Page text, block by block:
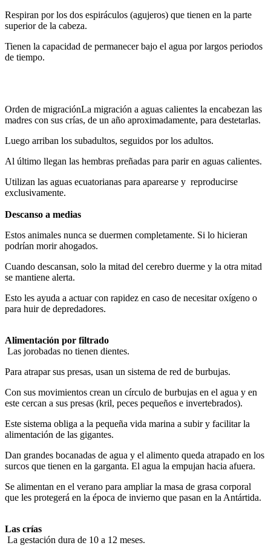
Respiran por los dos espiráculos (agujeros) que tienen en la parte
superior de la cabeza.
Tienen la capacidad de permanecer bajo el agua por largos periodos
de tiempo.
Orden de migraciónLa migración a aguas calientes la encabezan las
madres con sus crías, de un año aproximadamente, para destetarlas.
Luego arriban los subadultos, seguidos por los adultos.
Al último llegan las hembras preñadas para parir en aguas calientes.
Utilizan las aguas ecuatorianas para aparearse y reproducirse
exclusivamente.
Descanso a medias
Estos animales nunca se duermen completamente. Si lo hicieran
podrían morir ahogados.
Cuando descansan, solo la mitad del cerebro duerme y la otra mitad
se mantiene alerta.
Esto les ayuda a actuar con rapidez en caso de necesitar oxígeno o
para huir de depredadores.
Alimentación por filtrado
Las jorobadas no tienen dientes.
Para atrapar sus presas, usan un sistema de red de burbujas.
Con sus movimientos crean un círculo de burbujas en el agua y en
este cercan a sus presas (kril, peces pequeños e invertebrados).
Este sistema obliga a la pequeña vida marina a subir y facilitar la
alimentación de las gigantes.
Dan grandes bocanadas de agua y el alimento queda atrapado en los
surcos que tienen en la garganta. El agua la empujan hacia afuera.
Se alimentan en el verano para ampliar la masa de grasa corporal
que les protegerá en la época de invierno que pasan en la Antártida.
Las crías
La gestación dura de 10 a 12 meses.